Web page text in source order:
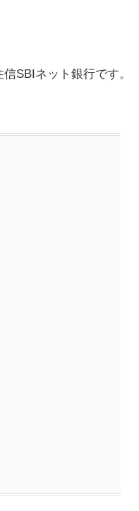
SBIネット銀行です。